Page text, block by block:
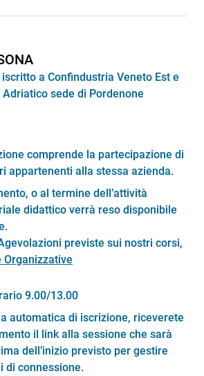
a Confindustria Veneto Est e
sede di Pordenone
comprende la partecipazione di
appartenenti alla stessa azienda.
o al termine dell’attività
didattico verrà reso disponibile
previste sui nostri corsi,
Organizzative
9.00/13.00
automatica di iscrizione, riceverete
il link alla sessione che sarà
dell’inizio previsto per gestire
di connessione.